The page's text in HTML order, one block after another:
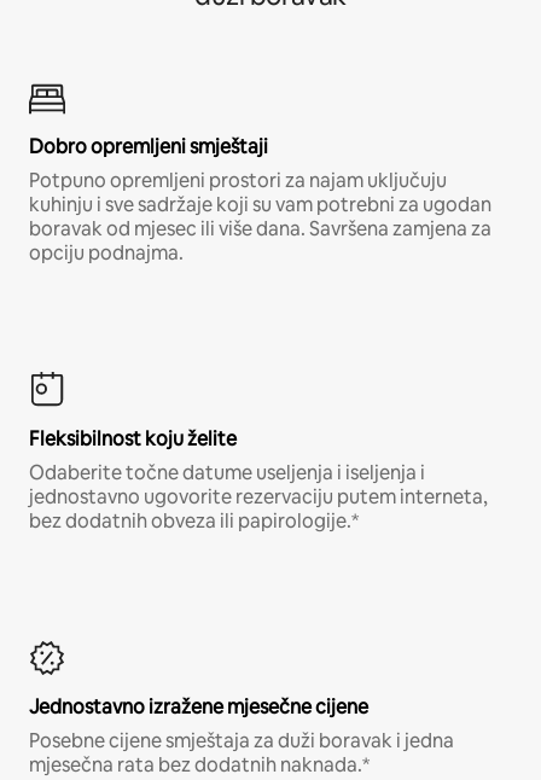
Dobro opremljeni smještaji
Potpuno opremljeni prostori za najam uključuju
kuhinju i sve sadržaje koji su vam potrebni za ugodan
boravak od mjesec ili više dana. Savršena zamjena za
opciju podnajma.
Fleksibilnost koju želite
Odaberite točne datume useljenja i iseljenja i
jednostavno ugovorite rezervaciju putem interneta,
bez dodatnih obveza ili papirologije.*
Jednostavno izražene mjesečne cijene
Posebne cijene smještaja za duži boravak i jedna
mjesečna rata bez dodatnih naknada.*